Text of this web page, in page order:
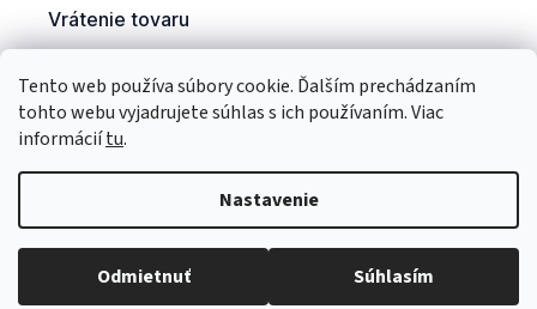
Tento web používa súbory cookie. Ďalším prechádzaním
tohto webu vyjadrujete súhlas s ich používaním. Viac
informáciítu.
Nastavenie
Odmietnuť Súhlasím